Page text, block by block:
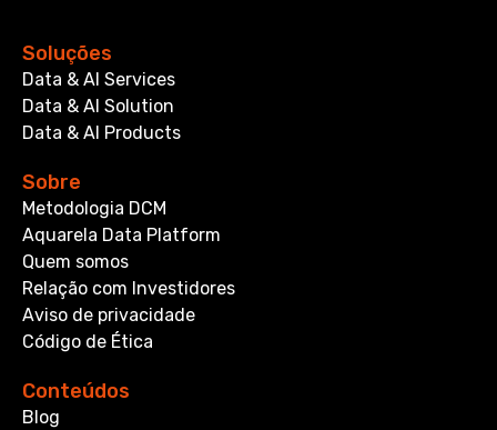
Soluções
Data & AI Services
Data & AI Solution
Data & AI Products
Sobre
Metodologia DCM
Aquarela Data Platform
Quem somos
Relação com Investidores
Aviso de privacidade
Código de Ética
Conteúdos
Blog